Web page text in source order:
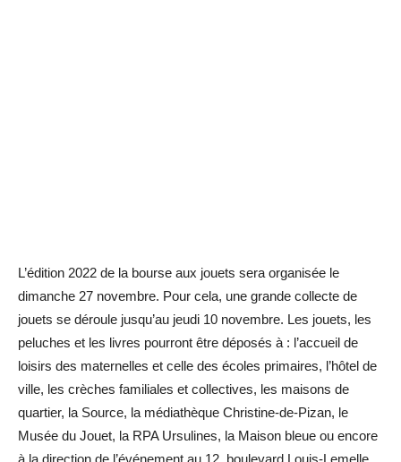
L’édition 2022 de la bourse aux jouets sera organisée le
dimanche 27 novembre. Pour cela, une grande collecte de
jouets se déroule jusqu’au jeudi 10 novembre. Les jouets, les
peluches et les livres pourront être déposés à : l’accueil de
loisirs des maternelles et celle des écoles primaires, l’hôtel de
ville, les crèches familiales et collectives, les maisons de
quartier, la Source, la médiathèque Christine-de-Pizan, le
Musée du Jouet, la RPA Ursulines, la Maison bleue ou encore
à la direction de l’événement au 12, boulevard Louis-Lemelle.